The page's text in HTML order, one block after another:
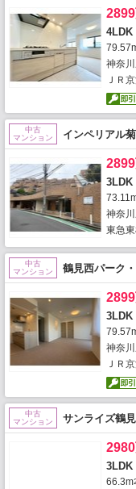
神奈
ＪＲ
中古
マンション
インペリアル
神奈
東急
中古
マンション
鶴見西パーク
神奈
ＪＲ
中古
マンション
サンライズ鶴
66.3m